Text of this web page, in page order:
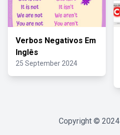
Verbos Negativos Em
Inglês
25 September 2024
Copyright © 2024